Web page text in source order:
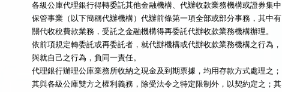
各級公庫代理銀行得轉委託其他金融機構、代辦收款業務機構或證券集中
保管事業（以下簡稱代辦機構）代辦前條第一項全部或部分事務，其中有
關代收稅費款業務，受託之金融機構得再委託代辦收款業務機構辦理。
依前項規定轉委託或再委託者，就代辦機構或代辦收款業務機構之行為，
代理銀行辦理公庫業務所收納之現金及到期票據，均用存款方式處理之；
其與各級公庫雙方之權利義務，除受法令之特定限制外，以契約定之；其